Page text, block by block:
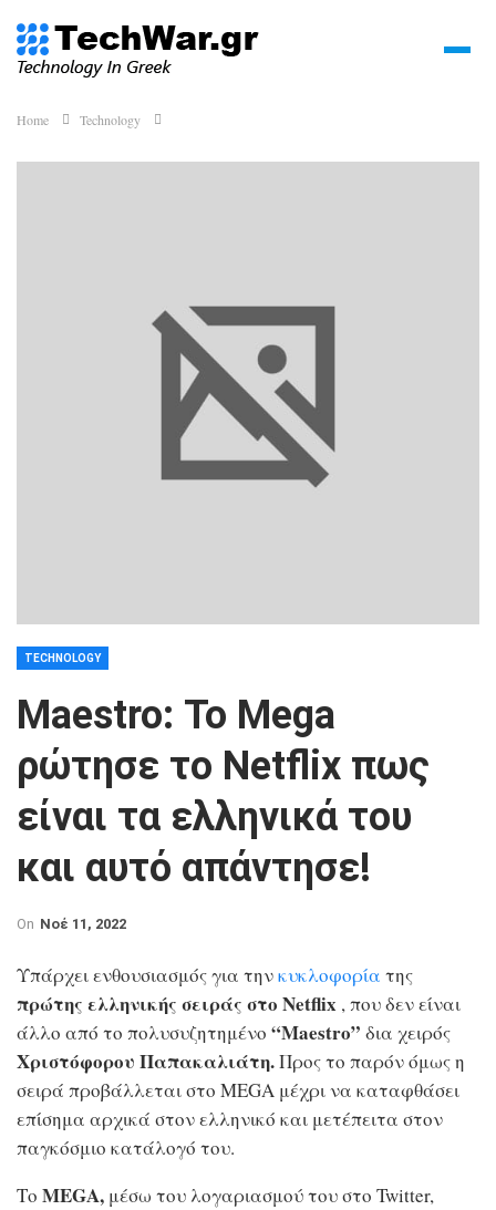
Home Technology
TECHNOLOGY
Maestro: Το Mega
ρώτησε το Netflix πως
είναι τα ελληνικά του
και αυτό απάντησε!
On Νοέ 11, 2022
Υπάρχει ενθουσιασμός για τηνκυκλοφορία της
πρώτης ελληνικής σειράς στο Netflix , που δεν είναι
άλλο από το πολυσυζητημένο “Maestro” δια χειρός
Χριστόφορου Παπακαλιάτη.Προς το παρόν όμως η
σειρά προβάλλεται στο MEGA μέχρι να καταφθάσει
επίσημα αρχικά στον ελληνικό και μετέπειτα στον
παγκόσμιο κατάλογό του.
Το MEGA, μέσω του λογαριασμού του στο Twitter,